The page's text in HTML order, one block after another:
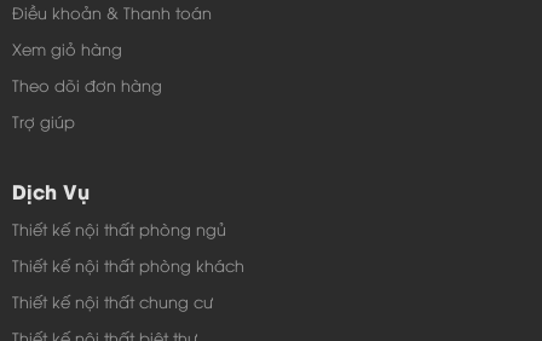
Điều khoản & Thanh toán
Xem giỏ hàng
Theo dõi đơn hàng
Trợ giúp
Dịch Vụ
Thiết kế nội thất phòng ngủ
Thiết kế nội thất phòng khách
Thiết kế nội thất chung cư